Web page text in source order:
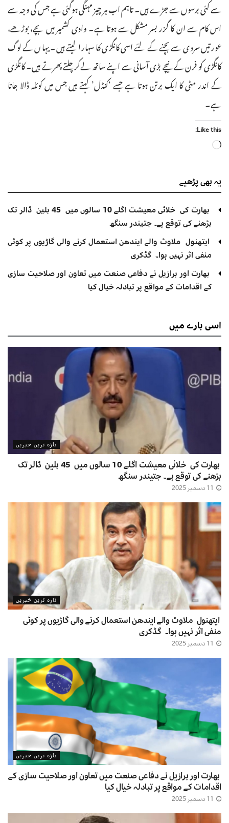
سے کئی برسوں سے جڑے ہیں۔ تاہم اب ہر چیز مہنگی ہوگئی ہے جس کی وجہ سے
اس کام سے ان کا گزر بسر مشکل سے ہوتا ہے۔ وادی کشمیر میں بچے، بوڑھے،
عورتیں سردی سے بچنے کے لئے اسی کانگڑی کا سہارا لیتے ہیں۔ یہاں کے لوگ
کانگڑی کو فرن کے نیچے بڑی آسانی سے اپنے ساتھ لےکر چلتے پھرتے ہیں۔ کانگڑی
کے اندر مٹی کا ایک برتن ہوتا ہے جسے ‘کنڈل’ کہتے ہیں جس میں کوئلہ ڈالا جاتا
ہے۔
Like this:
Loading…
یہ بھیپڑھیے
بھارت کی خلائی معیشت اگلے 10 سالوں میں 45 بلین ڈالر تک
بڑھنے کی توقع ہے۔ جتیندر سنگھ
ایتھنول ملاوٹ والے ایندھن استعمال کرنے والی گاڑیوں پر کوئی
منفی اثر نہیں ہوا۔ گڈکری
بھارت اور برازیل نے دفاعی صنعت میں تعاون اور صلاحیت سازی
کے اقدامات کے مواقع پر تبادلہ خیال کیا
اسیبارے میں
تازہ ترین خبریں
بھارت کی خلائی معیشت اگلے 10 سالوں میں 45 بلین ڈالر تک
بڑھنے کی توقع ہے۔ جتیندر سنگھ
تازہ ترین خبریں
ایتھنول ملاوٹ والے ایندھن استعمال کرنے والی گاڑیوں پر کوئی
منفی اثر نہیں ہوا۔ گڈکری
تازہ ترین خبریں
بھارت اور برازیل نے دفاعی صنعت میں تعاون اور صلاحیت سازی کے
اقدامات کے مواقع پر تبادلہ خیال کیا